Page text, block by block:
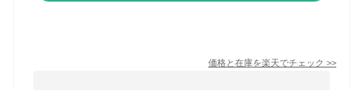
価格と在庫を楽天でチェック >>